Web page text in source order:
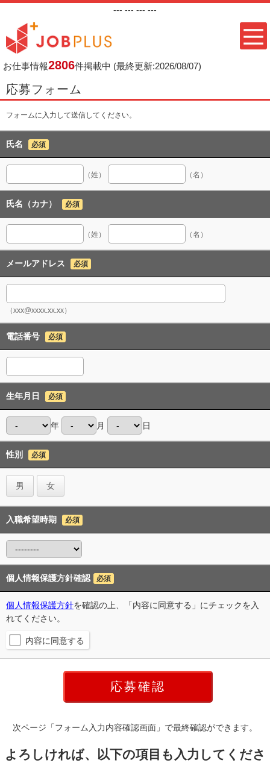
--- --- --- ---
お仕事情報2806件掲載中 (最終更新:2026/08/07)
応募フォーム
フォームに入力して送信してください。
氏名 必須
（姓） （名）
氏名（カナ） 必須
（姓） （名）
メールアドレス 必須
（xxx@xxxx.xx.xx）
電話番号 必須
生年月日 必須
年 月 日
性別 必須
男 女
入職希望時期 必須
個人情報保護方針確認 必須
個人情報保護方針を確認の上、「内容に同意する」にチェックを入
れてください。
内容に同意する
次ページ「フォーム入力内容確認画面」で最終確認ができます。
よろしければ、以下の項目も入力してくださ